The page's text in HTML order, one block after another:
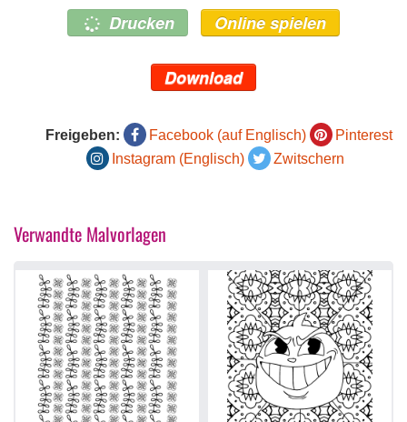
Drucken Online spielen
Download
Freigeben: Facebook (auf Englisch)
Pinterest
Instagram (Englisch)
Zwitschern
Verwandte Malvorlagen